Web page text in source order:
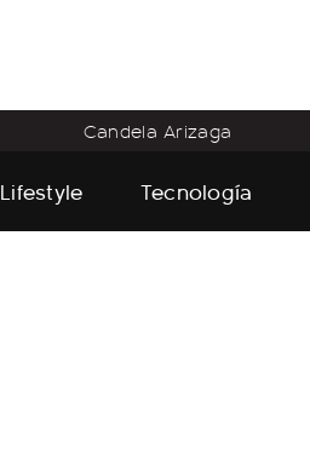
Candela Arizaga
Lifestyle Tecnología